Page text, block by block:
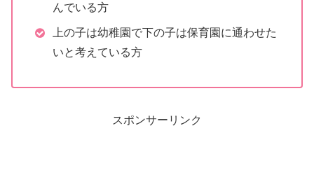
んでいる方
上の子は幼稚園で下の子は保育園に通わせた
いと考えている方
スポンサーリンク